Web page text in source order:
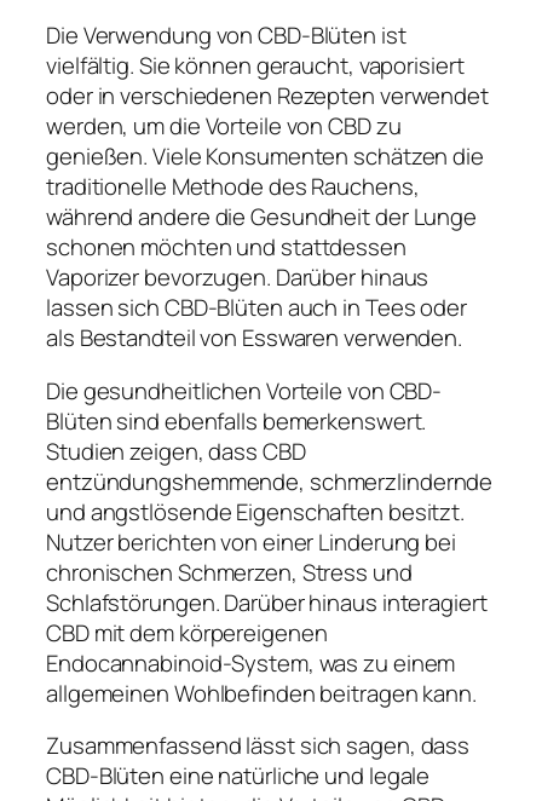
Die Verwendung von CBD-Blüten ist
vielfältig. Sie können geraucht, vaporisiert
oder in verschiedenen Rezepten verwendet
werden, um die Vorteile von CBD zu
genießen. Viele Konsumenten schätzen die
traditionelle Methode des Rauchens,
während andere die Gesundheit der Lunge
schonen möchten und stattdessen
Vaporizer bevorzugen. Darüber hinaus
lassen sich CBD-Blüten auch in Tees oder
als Bestandteil von Esswaren verwenden.
Die gesundheitlichen Vorteile von CBD-
Blüten sind ebenfalls bemerkenswert.
Studien zeigen, dass CBD
entzündungshemmende, schmerzlindernde
und angstlösende Eigenschaften besitzt.
Nutzer berichten von einer Linderung bei
chronischen Schmerzen, Stress und
Schlafstörungen. Darüber hinaus interagiert
CBD mit dem körpereigenen
Endocannabinoid-System, was zu einem
allgemeinen Wohlbefinden beitragen kann.
Zusammenfassend lässt sich sagen, dass
CBD-Blüten eine natürliche und legale